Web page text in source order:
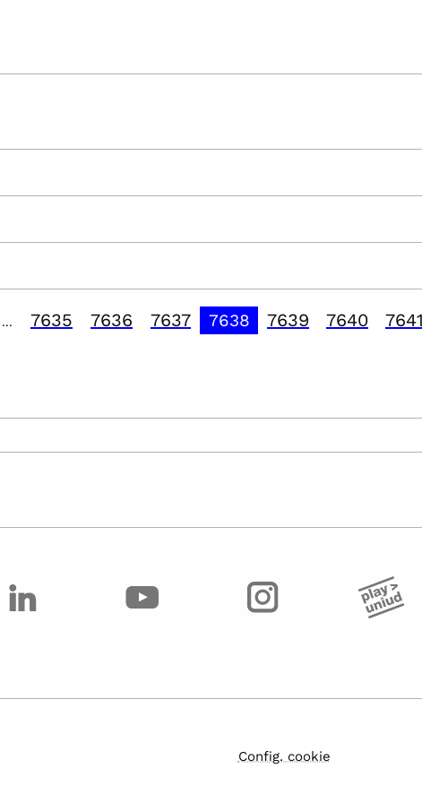
7635 7636 7637 7638 7639 7640 7641
Config. cookie